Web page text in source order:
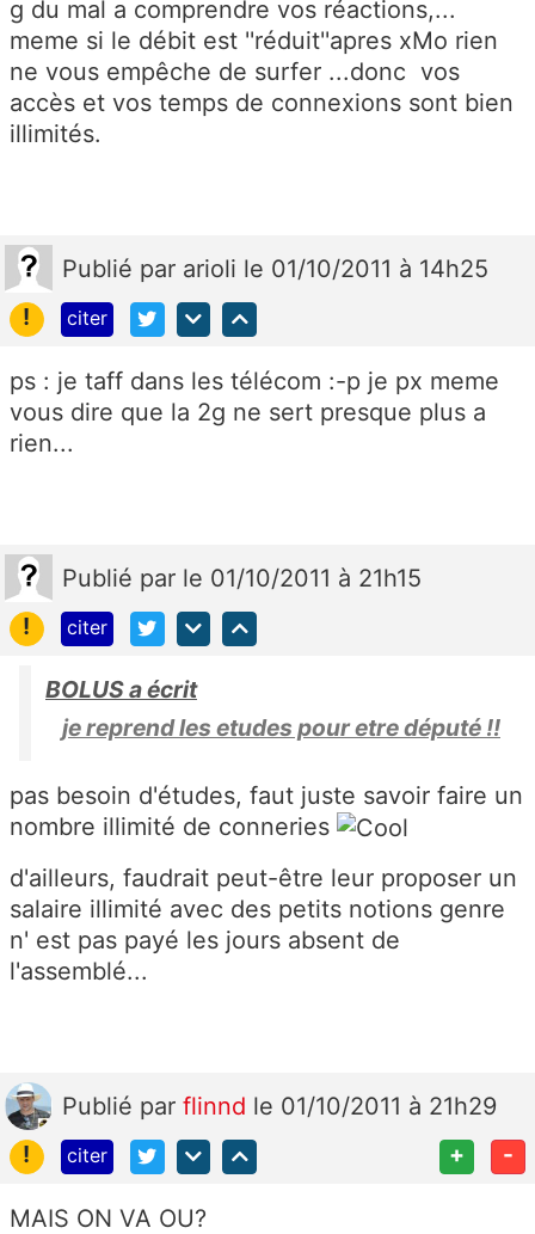
g du mal a comprendre vos réactions,...
meme si le débit est ''réduit''apres xMo rien
ne vous empêche de surfer ...donc vos
accès et vos temps de connexions sont bien
illimités.
Publié par arioli le 01/10/2011 à 14h25
!
citer
ps : je taff dans les télécom :-p je px meme
vous dire que la 2g ne sert presque plus a
rien...
Publié par le 01/10/2011 à 21h15
!
citer
BOLUS a écrit
je reprend les etudes pour etre député !!
pas besoin d'études, faut juste savoir faire un
nombre illimité de conneries
d'ailleurs, faudrait peut-être leur proposer un
salaire illimité avec des petits notions genre
n' est pas payé les jours absent de
l'assemblé...
Publié par flinnd le 01/10/2011 à 21h29
!
citer + -
MAIS ON VA OU?